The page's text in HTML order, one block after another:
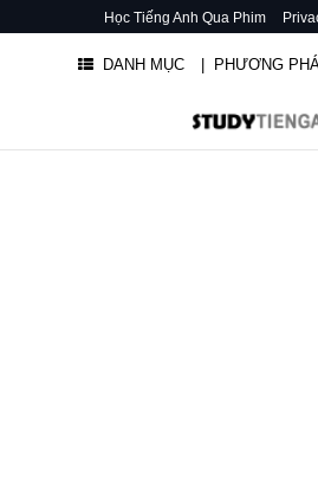
Học Tiếng Anh Qua Phim
DANH MỤC | PHƯƠNG